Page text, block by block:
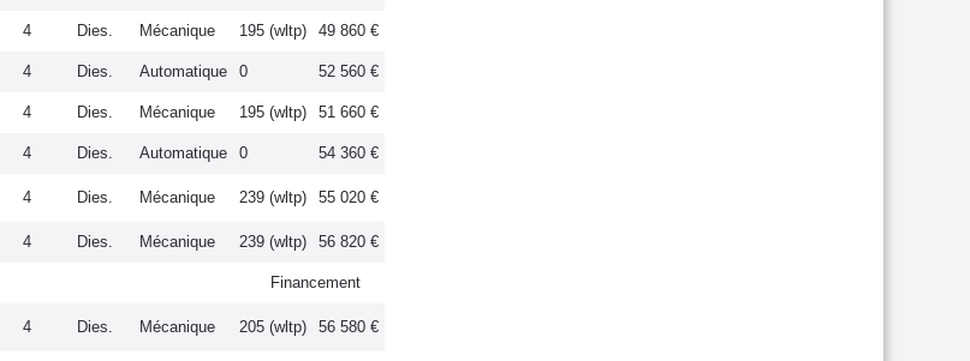
4 Dies. Mécanique 195 (wltp) 49 860 €
4 Dies. Automatique 0 52 560 €
4 Dies. Mécanique 195 (wltp) 51 660 €
4 Dies. Automatique 0
54 360 €
4 Dies. Mécanique 239 (wltp) 55 020 €
4 Dies. Mécanique 239 (wltp) 56 820 €
Financement
4 Dies. Mécanique 205 (wltp) 56 580 €